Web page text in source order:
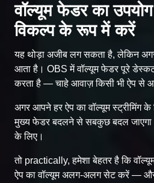
वॉल्यूम फेडर का
विकल्प के रूप में करें
यह थोड़ा अजीब लग सकता है, लेकिन
आता है। OBS में वॉल्यूम फेडर पूरे
करता है — चाहे आवाज़ किसी भी ऐप से आ
अगर आपने हर ऐप का वॉल्यूम स्ट्रीमिंग
मुख्य फेडर बदलने से सबकुछ बदल जाएगा
के लिए।
तो practically, हमेशा बेहतर है कि
ऐप का वॉल्यूम अलग-अलग सेट करें —